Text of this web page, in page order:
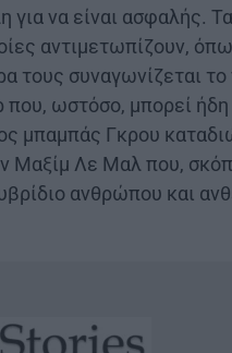
για να είναι ασφαλής.
αντιμετωπίζουν,
τους συναγωνίζεται
ωστόσο, μπορεί ήδη
μπαμπάς Γκρου
Μαξίμ Λε Μαλ που,
ανθρώπου και